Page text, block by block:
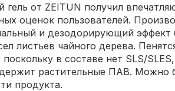
гель от ZEITUN получил
оценок пользователей.
и дезодорирующий эффект
листьев чайного дерева.
в составе нет SLS/
растительные ПАВ. Можно
продукта.